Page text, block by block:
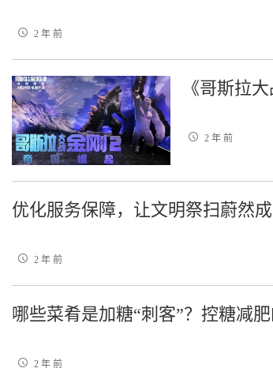
2 年 前
《哥斯拉
2 年 前
优化服务保障，让文明祭扫蔚然
2 年 前
哪些菜肴是加糖“刺客”？控糖减
2 年 前